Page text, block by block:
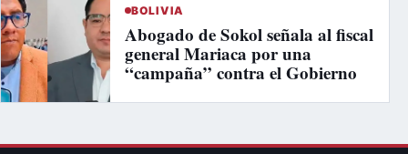
BOLIVIA
Abogado de Sokol señala al fiscal
general Mariaca por una
“campaña” contra el Gobierno